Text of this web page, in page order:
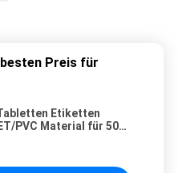
Preis für
Etiketten
PVC Material für 50